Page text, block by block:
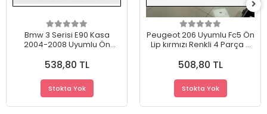
Bmw 3 Serisi E90 Kasa
2004-2008 Uyumlu Ön
Black Dayanıklı Malzeme
538,80 TL
Stokta Yok
Peugeot 206 Uyumlu Fc5 Ön
Lip kırmızı Renkli 4 Parça -
Malzeme
508,80 TL
Stokta Yok